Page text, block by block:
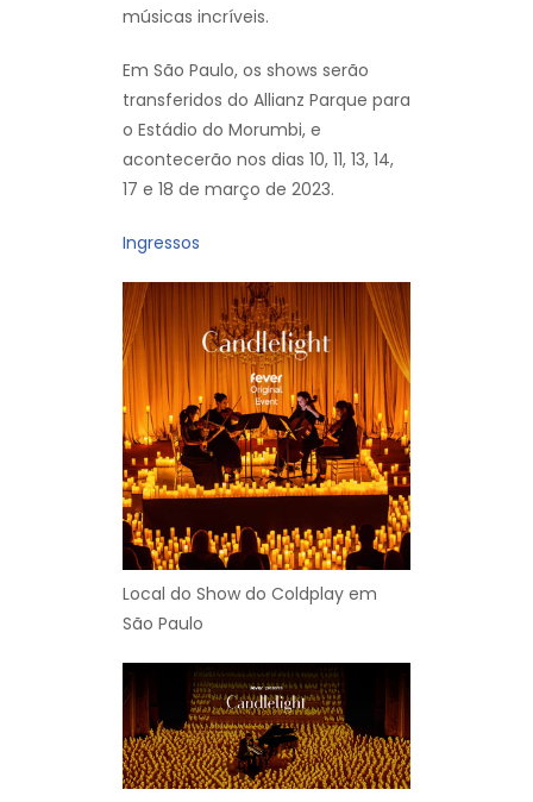
músicas incríveis.
Em São Paulo, os shows serão
transferidos do Allianz Parque para
o Estádio do Morumbi, e
acontecerão nos dias 10, 11, 13, 14,
17 e 18 de março de 2023.
Ingressos
Local do Show do Coldplay em
São Paulo